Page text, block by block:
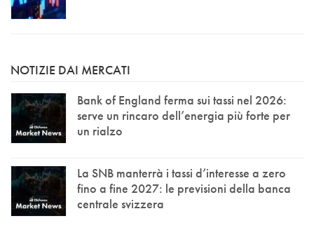
NOTIZIE DAI MERCATI
Bank of England ferma sui tassi nel 2026:
serve un rincaro dell’energia più forte per
un rialzo
La SNB manterrà i tassi d’interesse a zero
fino a fine 2027: le previsioni della banca
centrale svizzera